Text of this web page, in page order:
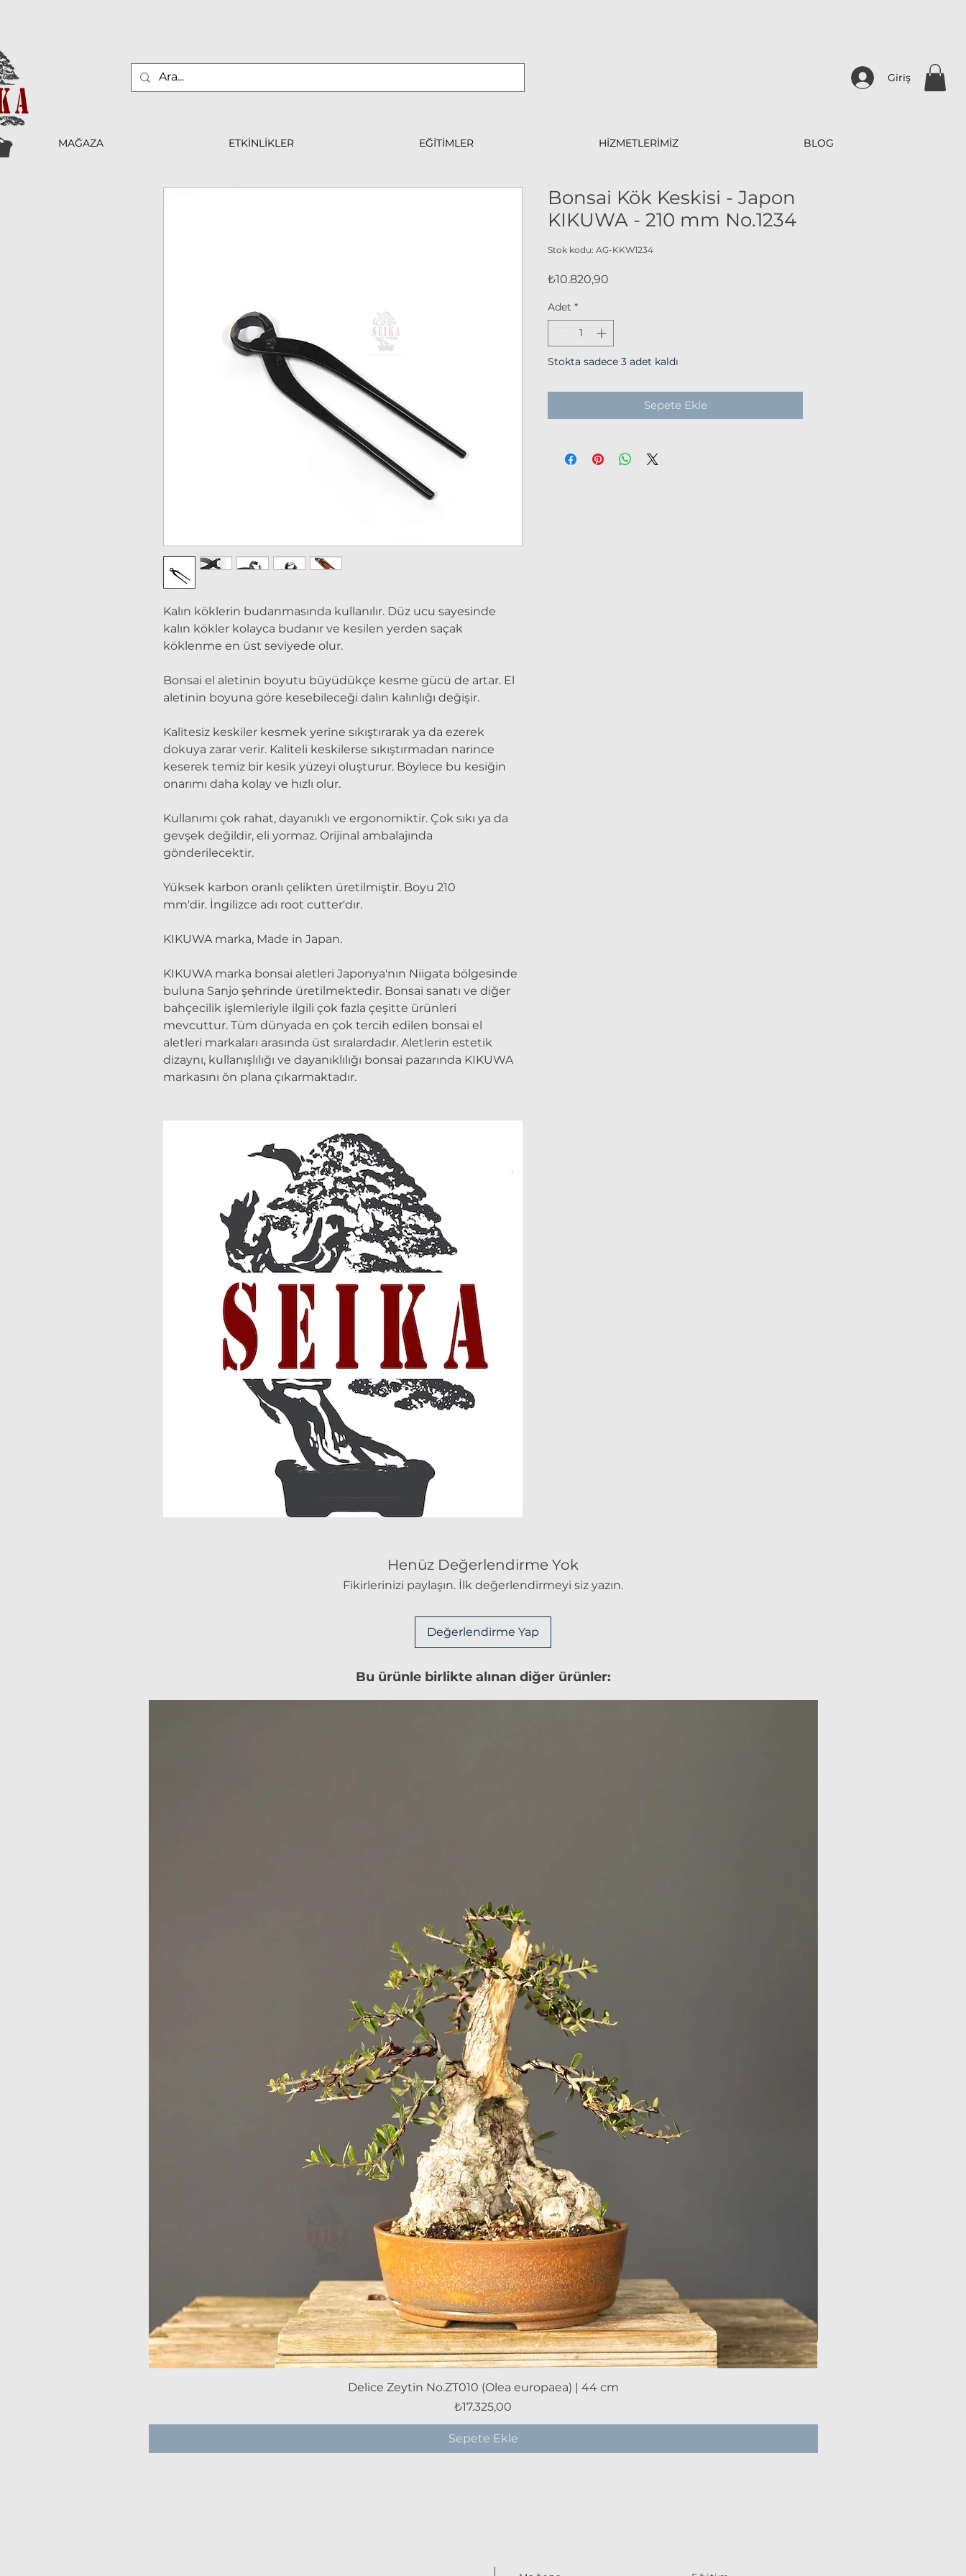
Giriş
MAĞAZA ETKİNLİKLER EĞİTİMLER HİZMETLERİMİZ BLOG
Kalın köklerin budanmasında kullanılır. Düz ucu sayesinde
kalın kökler kolayca budanır ve kesilen yerden saçak
köklenme en üst seviyede olur.
Bonsai el aletinin boyutu büyüdükçe kesme gücü de artar. El
aletinin boyuna göre kesebileceği dalın kalınlığı değişir.
Kalitesiz keskiler kesmek yerine sıkıştırarak ya da ezerek
dokuya zarar verir. Kaliteli keskilerse sıkıştırmadan narince
keserek temiz bir kesik yüzeyi oluşturur. Böylece bu kesiğin
onarımı daha kolay ve hızlı olur.
Kullanımı çok rahat, dayanıklı ve ergonomiktir. Çok sıkı ya da
gevşek değildir, eli yormaz. Orijinal ambalajında
gönderilecektir.
Yüksek karbon oranlı çelikten üretilmiştir. Boyu 210
mm'dir. İngilizce adı root cutter'dır.
KIKUWA marka, Made in Japan.
KIKUWA marka bonsai aletleri Japonya'nın Niigata bölgesinde
buluna Sanjo şehrinde üretilmektedir. Bonsai sanatı ve diğer
bahçecilik işlemleriyle ilgili çok fazla çeşitte ürünleri
mevcuttur. Tüm dünyada en çok tercih edilen bonsai el
aletleri markaları arasında üst sıralardadır. Aletlerin estetik
dizaynı, kullanışlılığı ve dayanıklılığı bonsai pazarında KIKUWA
markasını ön plana çıkarmaktadır.
Bonsai Kök Keskisi - Japon
KIKUWA - 210 mm No.1234
Stok kodu: AG-KKW1234
₺10.820,90
Adet *
Stokta sadece 3 adet kaldı
Sepete Ekle
Henüz Değerlendirme Yok
Fikirlerinizi paylaşın. İlk değerlendirmeyi siz yazın.
Değerlendirme Yap
Bu ürünle birlikte alınan diğer ürünler:
Hızlı Bakış
Delice Zeytin No.ZT010 (Olea europaea) | 44 cm
Fiyat
₺17.325,00
Sepete Ekle